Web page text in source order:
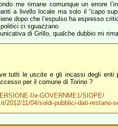
me rimane comunque un errore
a livello locale ma solo il “capo
dopo che l’espulso ha espresso
ci sguazzano.
di Grillo, qualche dubbio mi
tutti le uscite e gli incassi degli enti
per il comune di Torino ?
I/e-GOVERNME1/SIOPE/
2012/11/04/soldi-pubblici-dati-restano-